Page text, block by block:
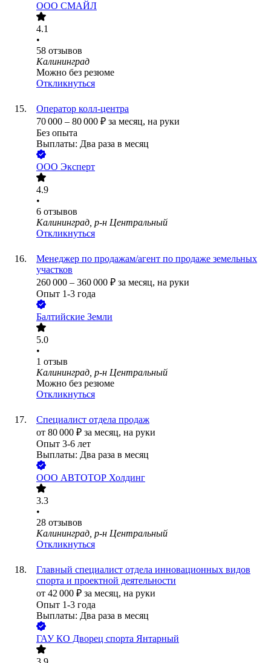
ООО СМАЙЛ
4.1
•
58 отзывов
Калининград
Можно без резюме
Откликнуться
Оператор колл-центра
70 000 – 80 000 ₽ за месяц, на руки
Без опыта
Выплаты: Два раза в месяц
ООО Эксперт
4.9
•
6 отзывов
Калининград, р-н Центральный
Откликнуться
Менеджер по продажам/агент по продаже земельных
участков
260 000 – 360 000 ₽ за месяц, на руки
Опыт 1-3 года
Балтийские Земли
5.0
•
1 отзыв
Калининград, р-н Центральный
Можно без резюме
Откликнуться
Специалист отдела продаж
от 80 000 ₽ за месяц, на руки
Опыт 3-6 лет
Выплаты: Два раза в месяц
ООО АВТОТОР Холдинг
3.3
•
28 отзывов
Калининград, р-н Центральный
Откликнуться
Главный специалист отдела инновационных видов
спорта и проектной деятельности
от 42 000 ₽ за месяц, на руки
Опыт 1-3 года
Выплаты: Два раза в месяц
ГАУ КО Дворец спорта Янтарный